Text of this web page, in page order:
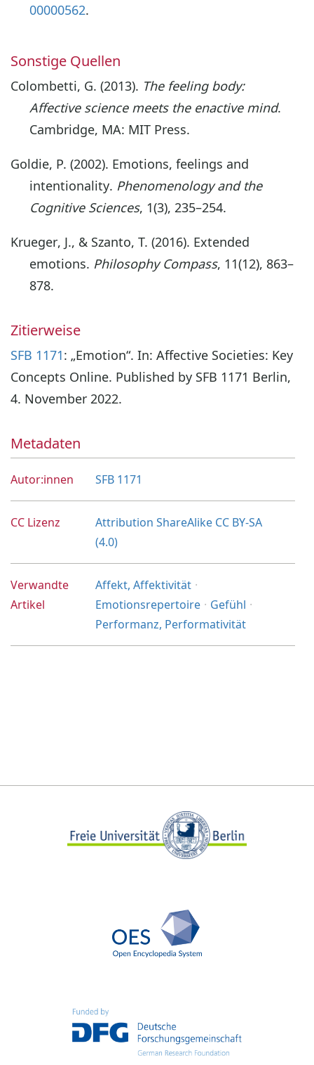
00000562.
Sonstige Quellen
Colombetti, G. (2013). The feeling body:
Affective science meets the enactive mind.
Cambridge, MA: MIT Press.
Goldie, P. (2002). Emotions, feelings and
intentionality. Phenomenology and the
Cognitive Sciences, 1(3), 235–254.
Krueger, J., & Szanto, T. (2016). Extended
emotions. Philosophy Compass, 11(12), 863–
878.
Zitierweise
SFB 1171: „Emotion“. In: Affective Societies: Key
Concepts Online. Published by SFB 1171 Berlin,
4. November 2022.
Metadaten
Autor:innen SFB 1171
CC Lizenz
Attribution ShareAlike CC BY-SA
(4.0)
Verwandte
Artikel
Affekt, Affektivität
Emotionsrepertoire
Gefühl
Performanz, Performativität